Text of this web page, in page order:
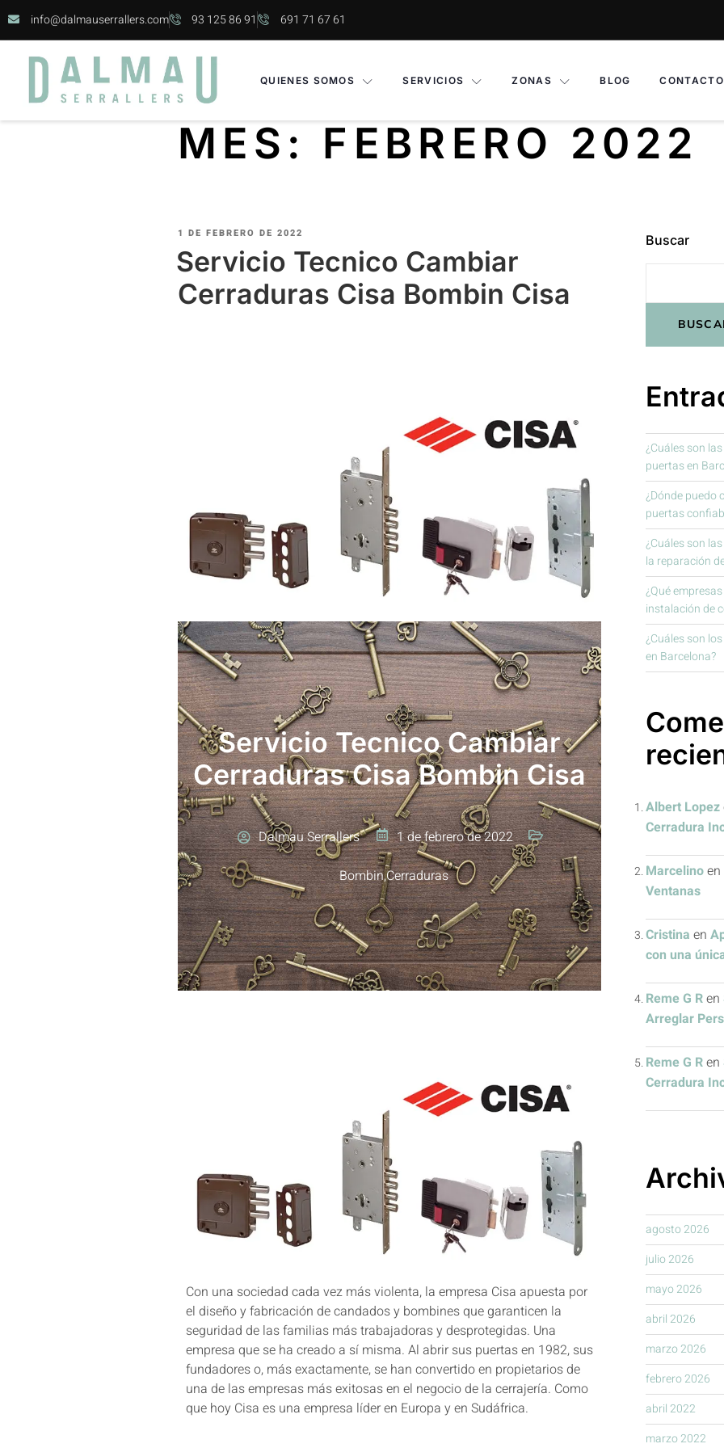
info@dalmauserrallers.com 93 125 86 91 691 71 67 61
QUIENES SOMOS SERVICIOS ZONAS BLOG CONTACTO
MES: FEBRERO 2022
1 DE FEBRERO DE 2022
Servicio Tecnico Cambiar
Cerraduras Cisa Bombin Cisa
Servicio Tecnico Cambiar
Cerraduras Cisa Bombin Cisa
Dalmau Serrallers
1 de febrero de 2022
Bombin,Cerraduras
Con una sociedad cada vez más violenta, la empresa Cisa apuesta por
el diseño y fabricación de candados y bombines que garanticen la
seguridad de las familias más trabajadoras y desprotegidas. Una
empresa que se ha creado a sí misma. Al abrir sus puertas en 1982, sus
fundadores o, más exactamente, se han convertido en propietarios de
una de las empresas más exitosas en el negocio de la cerrajería. Como
que hoy Cisa es una empresa líder en Europa y en Sudáfrica.
Buscar
¿Cuáles son
puertas en
¿Dónde puedo
puertas
¿Cuáles son
la reparación
¿Qué
instalación de
¿Cuáles son
en Barcelona?
Albert Lopez
Cerradura
Marcelinoen
Ventanas
Cristina en
con una
Reme G Ren
Arreglar
Reme G Ren
Cerradura
agosto 2026
julio 2026
mayo 2026
abril 2026
marzo 2026
febrero 2026
abril 2022
marzo 2022